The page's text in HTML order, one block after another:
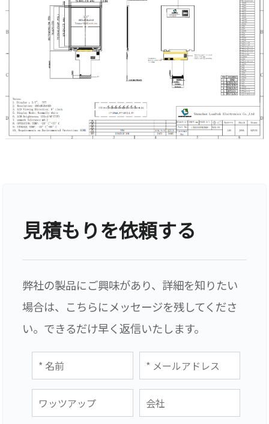
見積もりを依頼する
弊社の製品にご興味があり、詳細を知りたい
場合は、こちらにメッセージを残してくださ
い。できるだけ早く返信いたします。